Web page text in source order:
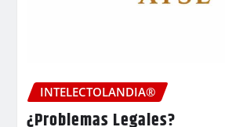
INTELECTOLANDIA®
¿Problemas Legales?